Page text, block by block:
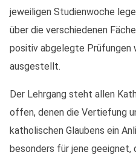
jeweiligen Studienwoche
über die verschiedenen
positiv abgelegte Prüfungen
ausgestellt.
Der Lehrgang steht allen
offen, denen die Vertiefung
katholischen Glaubens ein
besonders für jene geeignet,